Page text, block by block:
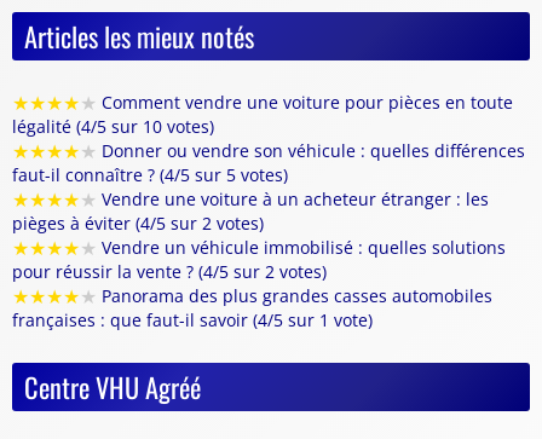
Articles les mieux notés
★★★★★ Comment vendre une voiture pour pièces en toute
légalité (4/5 sur 10 votes)
★★★★★ Donner ou vendre son véhicule : quelles différences
faut-il connaître ? (4/5 sur 5 votes)
★★★★★ Vendre une voiture à un acheteur étranger : les
pièges à éviter (4/5 sur 2 votes)
★★★★★ Vendre un véhicule immobilisé : quelles solutions
pour réussir la vente ? (4/5 sur 2 votes)
★★★★★ Panorama des plus grandes casses automobiles
françaises : que faut-il savoir (4/5 sur 1 vote)
Centre VHU Agréé